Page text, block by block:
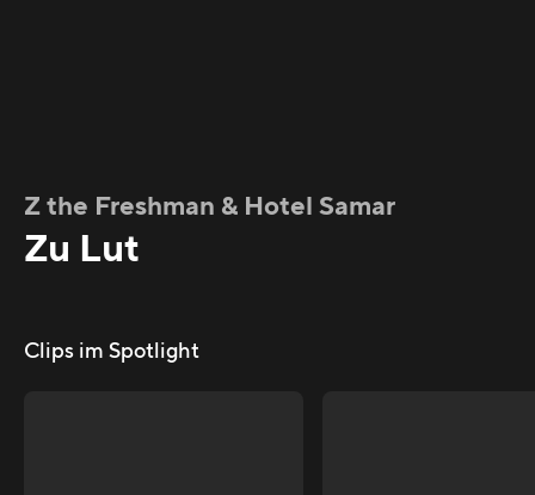
Z the Freshman & Hotel Samar
Zu Lut
Clips im Spotlight